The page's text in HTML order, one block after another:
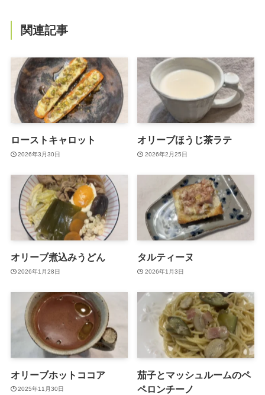
関連記事
ローストキャロット
2026年3月30日
オリーブほうじ茶ラテ
2026年2月25日
オリーブ煮込みうどん
2026年1月28日
タルティーヌ
2026年1月3日
オリーブホットココア
2025年11月30日
茄子とマッシュルームのペ
ペロンチーノ